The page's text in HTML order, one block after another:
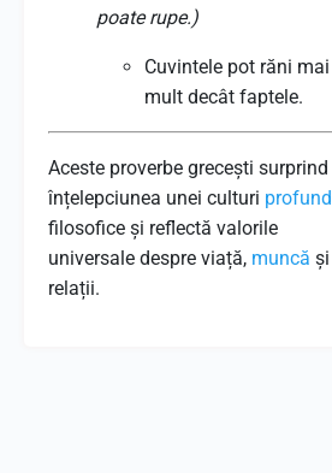
poate rupe.)
Cuvintele pot răni mai
mult decât faptele.
Aceste proverbe grecești surprind
înțelepciunea unei culturi profund
filosofice și reflectă valorile
universale despre viață, muncă și
relații.